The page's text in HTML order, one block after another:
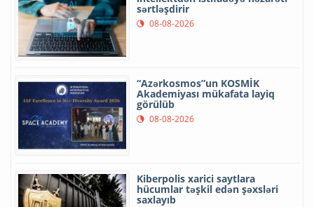
sərtləşdirir
08-08-2026
“Azərkosmos”un KOSMİK
Akademiyası mükafata layiq
görülüb
08-08-2026
Kiberpolis xarici saytlara
hücumlar təşkil edən şəxsləri
saxlayıb